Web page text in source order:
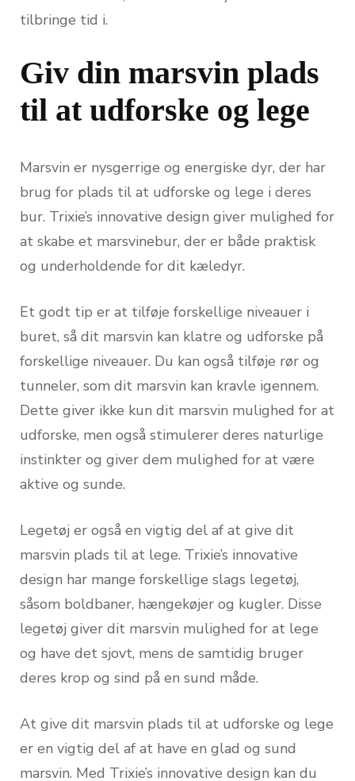
tilbringe tid i.
Giv din marsvin plads
til at udforske og lege
Marsvin er nysgerrige og energiske dyr, der har
brug for plads til at udforske og lege i deres
bur. Trixie’s innovative design giver mulighed for
at skabe et marsvinebur, der er både praktisk
og underholdende for dit kæledyr.
Et godt tip er at tilføje forskellige niveauer i
buret, så dit marsvin kan klatre og udforske på
forskellige niveauer. Du kan også tilføje rør og
tunneler, som dit marsvin kan kravle igennem.
Dette giver ikke kun dit marsvin mulighed for at
udforske, men også stimulerer deres naturlige
instinkter og giver dem mulighed for at være
aktive og sunde.
Legetøj er også en vigtig del af at give dit
marsvin plads til at lege. Trixie’s innovative
design har mange forskellige slags legetøj,
såsom boldbaner, hængekøjer og kugler. Disse
legetøj giver dit marsvin mulighed for at lege
og have det sjovt, mens de samtidig bruger
deres krop og sind på en sund måde.
At give dit marsvin plads til at udforske og lege
er en vigtig del af at have en glad og sund
marsvin. Med Trixie’s innovative design kan du